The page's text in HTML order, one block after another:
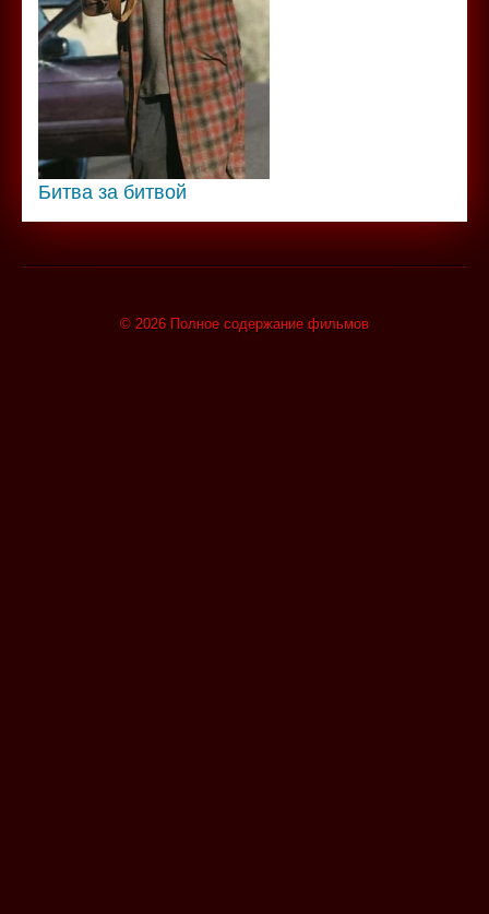
Битва за битвой
© 2026 Полное содержание фильмов